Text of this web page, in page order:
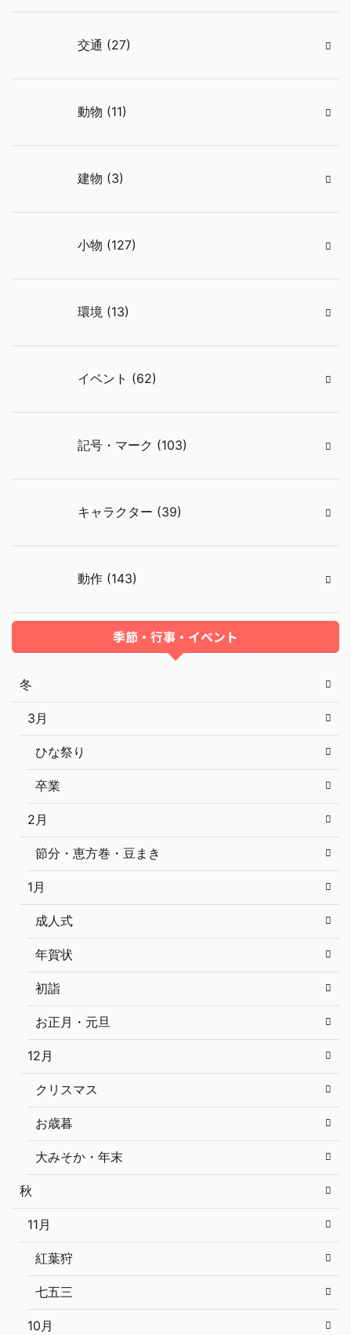
交通 (27)
動物 (11)
建物 (3)
小物 (127)
環境 (13)
イベント (62)
記号・マーク (103)
キャラクター (39)
動作 (143)
季節・行事・イベント
冬
3月
ひな祭り
卒業
2月
節分・恵方巻・豆まき
1月
成人式
年賀状
初詣
お正月・元旦
12月
クリスマス
お歳暮
大みそか・年末
秋
11月
紅葉狩
七五三
10月